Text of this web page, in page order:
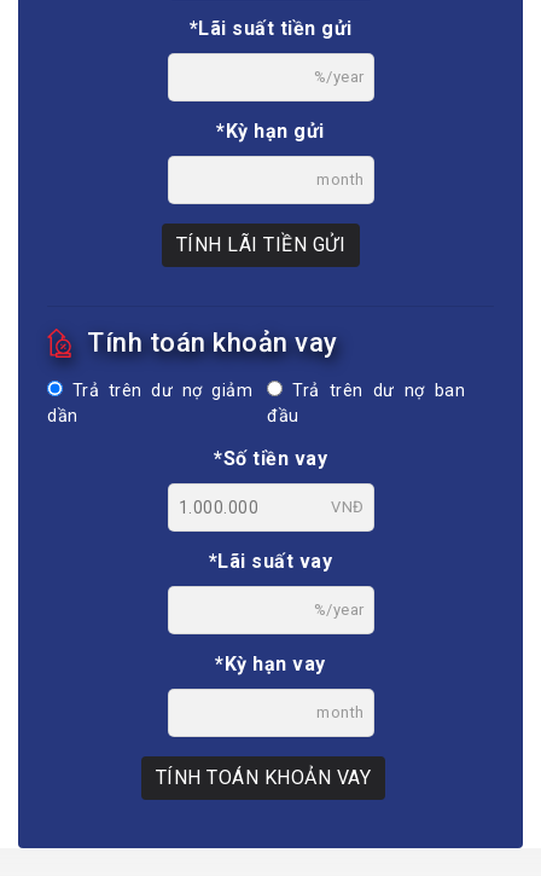
*Lãi suất tiền gửi
%/year
*Kỳ hạn gửi
month
TÍNH LÃI TIỀN GỬI
Tính toán khoản vay
Trả trên dư nợ giảm
dần
Trả trên dư nợ ban
đầu
*Số tiền vay
VNĐ
*Lãi suất vay
%/year
*Kỳ hạn vay
month
TÍNH TOÁN KHOẢN VAY